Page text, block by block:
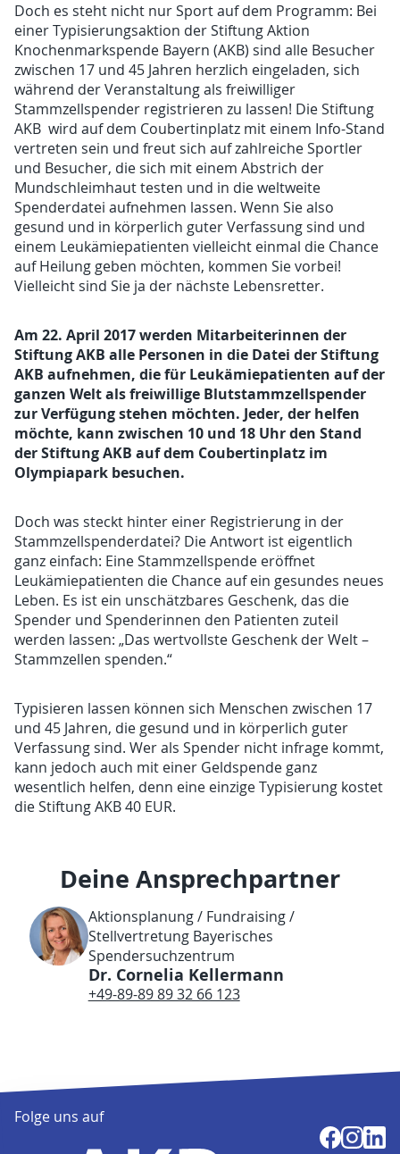
Doch es steht nicht nur Sport auf dem Programm: Bei
einer Typisierungsaktion der Stiftung Aktion
Knochenmarkspende Bayern (AKB) sind alle Besucher
zwischen 17 und 45 Jahren herzlich eingeladen, sich
während der Veranstaltung als freiwilliger
Stammzellspender registrieren zu lassen! Die Stiftung
AKB wird auf dem Coubertinplatz mit einem Info-Stand
vertreten sein und freut sich auf zahlreiche Sportler
und Besucher, die sich mit einem Abstrich der
Mundschleimhaut testen und in die weltweite
Spenderdatei aufnehmen lassen. Wenn Sie also
gesund und in körperlich guter Verfassung sind und
einem Leukämiepatienten vielleicht einmal die Chance
auf Heilung geben möchten, kommen Sie vorbei!
Vielleicht sind Sie ja der nächste Lebensretter.
Am 22. April 2017 werden Mitarbeiterinnen der
Stiftung AKB alle Personen in die Datei der Stiftung
AKB aufnehmen, die für Leukämiepatienten auf der
ganzen Welt als freiwillige Blutstammzellspender
zur Verfügung stehen möchten. Jeder, der helfen
möchte, kann zwischen 10 und 18 Uhr den Stand
der Stiftung AKB auf dem Coubertinplatz im
Olympiapark besuchen.
Doch was steckt hinter einer Registrierung in der
Stammzellspenderdatei? Die Antwort ist eigentlich
ganz einfach: Eine Stammzellspende eröffnet
Leukämiepatienten die Chance auf ein gesundes neues
Leben. Es ist ein unschätzbares Geschenk, das die
Spender und Spenderinnen den Patienten zuteil
werden lassen: „Das wertvollste Geschenk der Welt –
Stammzellen spenden.“
Typisieren lassen können sich Menschen zwischen 17
und 45 Jahren, die gesund und in körperlich guter
Verfassung sind. Wer als Spender nicht infrage kommt,
kann jedoch auch mit einer Geldspende ganz
wesentlich helfen, denn eine einzige Typisierung kostet
die Stiftung AKB 40 EUR.
Deine Ansprechpartner
Aktionsplanung / Fundraising /
Stellvertretung Bayerisches
Spendersuchzentrum
Dr. Cornelia Kellermann
+49-89-89 89 32 66 123
Folge uns auf